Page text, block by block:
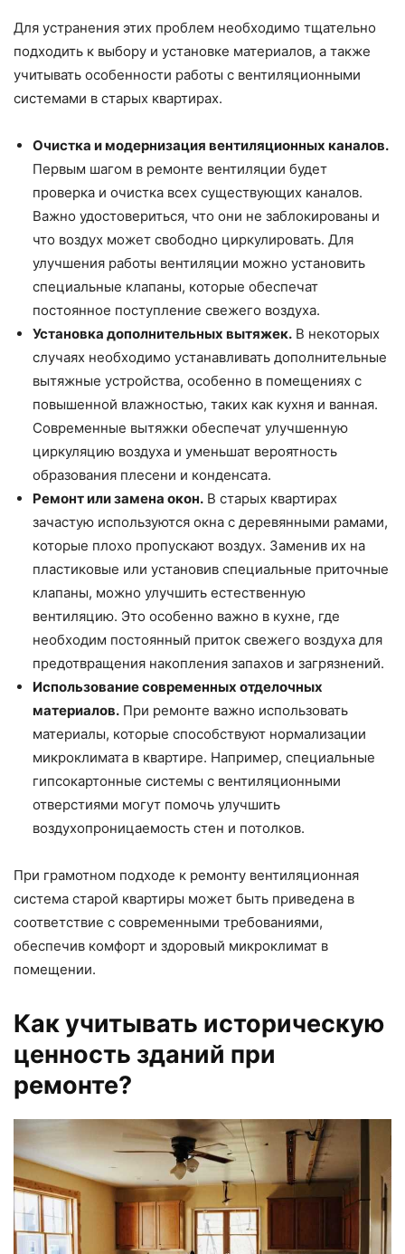
Для устранения этих проблем необходимо тщательно
подходить к выбору и установке материалов, а также
учитывать особенности работы с вентиляционными
системами в старых квартирах.
Очистка и модернизация вентиляционных каналов.
Первым шагом в ремонте вентиляции будет
проверка и очистка всех существующих каналов.
Важно удостовериться, что они не заблокированы и
что воздух может свободно циркулировать. Для
улучшения работы вентиляции можно установить
специальные клапаны, которые обеспечат
постоянное поступление свежего воздуха.
Установка дополнительных вытяжек. В некоторых
случаях необходимо устанавливать дополнительные
вытяжные устройства, особенно в помещениях с
повышенной влажностью, таких как кухня и ванная.
Современные вытяжки обеспечат улучшенную
циркуляцию воздуха и уменьшат вероятность
образования плесени и конденсата.
Ремонт или замена окон. В старых квартирах
зачастую используются окна с деревянными рамами,
которые плохо пропускают воздух. Заменив их на
пластиковые или установив специальные приточные
клапаны, можно улучшить естественную
вентиляцию. Это особенно важно в кухне, где
необходим постоянный приток свежего воздуха для
предотвращения накопления запахов и загрязнений.
Использование современных отделочных
материалов. При ремонте важно использовать
материалы, которые способствуют нормализации
микроклимата в квартире. Например, специальные
гипсокартонные системы с вентиляционными
отверстиями могут помочь улучшить
воздухопроницаемость стен и потолков.
При грамотном подходе к ремонту вентиляционная
система старой квартиры может быть приведена в
соответствие с современными требованиями,
обеспечив комфорт и здоровый микроклимат в
помещении.
Как учитывать историческую
ценность зданий при
ремонте?